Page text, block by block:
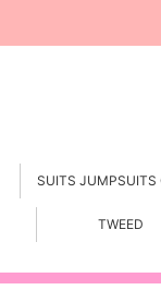
SUITS JUMPSUITS
TWEED